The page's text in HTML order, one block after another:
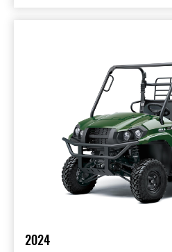
2024